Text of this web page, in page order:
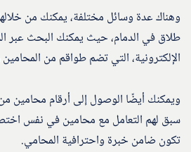
وهناك عدة وسائل مختلفة، يمكنك من
طلاق في الدمام، حيث يمكنك البحث عبر
الإلكترونية، التي تضم طواقم من
ويمكنك أيضًا الوصول إلى أرقام محامين
سبق لهم التعامل مع محامين في نفس
تكون ضامن خبرة واحترافية المحامي.